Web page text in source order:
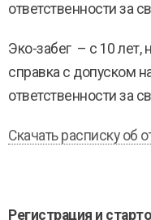
ответственности за
Эко-забег – с 10
справка с допуском
ответственности за
Скачать расписку об
Регистрация и